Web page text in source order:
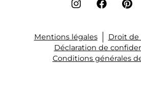
Mentions légales
Droit de
Déclaration de
Conditions générales